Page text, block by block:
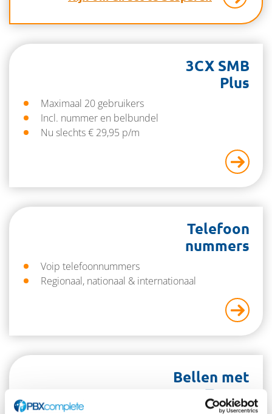
3CX SMB
Plus
Maximaal 20 gebruikers
Incl. nummer en belbundel
Nu slechts € 29,95 p/m
Telefoon
nummers
Voip telefoonnummers
Regionaal, nationaal & internationaal
Bellen met
Teams